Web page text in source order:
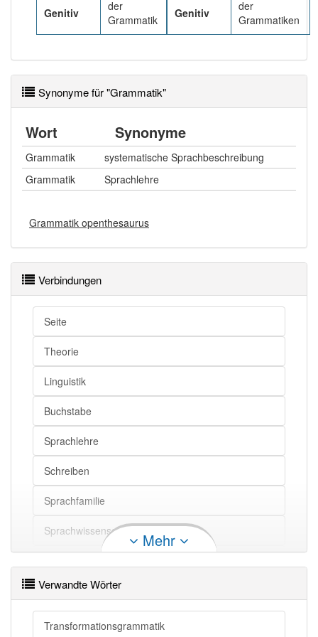
Genitiv
der
Grammatik
Genitiv
der
Grammatiken
Synonyme für "Grammatik"
Wort Synonyme
Grammatik
systematische Sprachbeschreibung
Grammatik
Sprachlehre
Grammatik openthesaurus
Verbindungen
Seite
Theorie
Linguistik
Buchstabe
Sprachlehre
Schreiben
Sprachfamilie
Sprachwissenschaft
Regelwerk
Forschung
Mehr
Verwandte Wörter
Transformationsgrammatik